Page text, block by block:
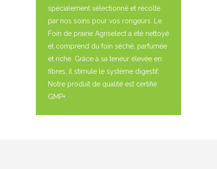
spécialement sélectionné et récolté
par nos soins pour vos rongeurs. Le
Foin de prairie Agriselect a été nettoyé
et comprend du foin séché, parfumée
et riche. Grâce à sa teneur élevée en
fibres, il stimule le système digestif.
Notre produit de qualité est certifié
GMP+.